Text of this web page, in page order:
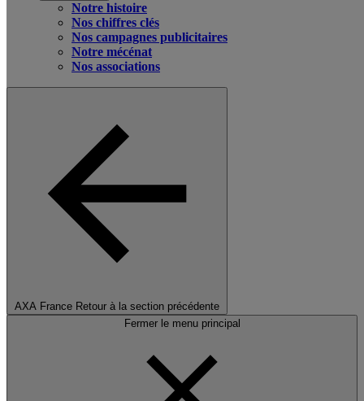
Notre histoire
Nos chiffres clés
Nos campagnes publicitaires
Notre mécénat
Nos associations
AXA France Retour à la section précédente
Fermer le menu principal